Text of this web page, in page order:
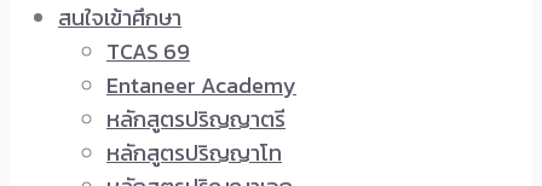
สนใจเข้าศึกษา
TCAS 69
Entaneer Academy
หลักสูตรปริญญาตรี
หลักสูตรปริญญาโท